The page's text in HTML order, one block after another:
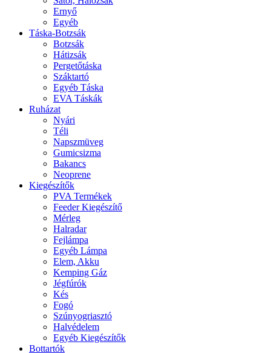
Ernyő
Egyéb
Táska-Botzsák
Botzsák
Hátizsák
Pergetőtáska
Száktartó
Egyéb Táska
EVA Táskák
Ruházat
Nyári
Téli
Napszmüveg
Gumicsizma
Bakancs
Neoprene
Kiegészítők
PVA Termékek
Feeder Kiegészítő
Mérleg
Halradar
Fejlámpa
Egyéb Lámpa
Elem, Akku
Kemping Gáz
Jégfúrók
Kés
Fogó
Szúnyogriasztó
Halvédelem
Egyéb Kiegészítők
Bottartók